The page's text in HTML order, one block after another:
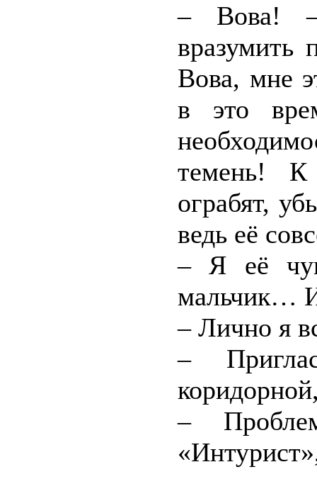
– Вова! –
вразумить
Вова, мне
в это
темень! К
ограбят,
ведь её
– Я её
мальчик…
– Лично я
–
–